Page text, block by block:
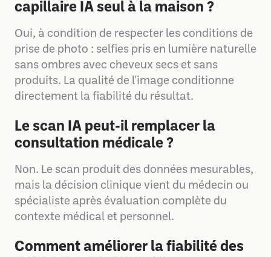
capillaire IA seul à la maison ?
Oui, à condition de respecter les conditions de
prise de photo : selfies pris en lumière naturelle
sans ombres avec cheveux secs et sans
produits. La qualité de l'image conditionne
directement la fiabilité du résultat.
Le scan IA peut-il remplacer la
consultation médicale ?
Non. Le scan produit des données mesurables,
mais la décision clinique vient du médecin ou
spécialiste après évaluation complète du
contexte médical et personnel.
Comment améliorer la fiabilité des